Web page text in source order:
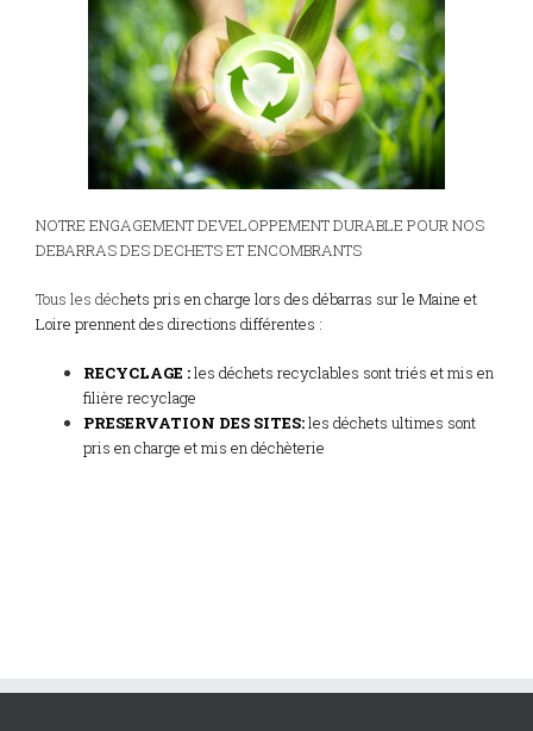
NOTRE ENGAGEMENT DEVELOPPEMENT DURABLE POUR NOS
DEBARRAS DES DECHETS ET ENCOMBRANTS
Tous les déchets pris en charge lors des débarras sur le Maine et
Loire prennent des directions différentes :
RECYCLAGE :les déchets recyclables sont triés et mis en
filière recyclage
PRESERVATION DES SITES:les déchets ultimes sont
pris en charge et mis en déchèterie